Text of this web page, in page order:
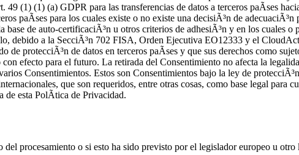
(1) (1) (a) GDPR para las transferencias de datos a terceros paÃ­ses
paÃ­ses para los cuales existe o no existe una decisiÃ³n de
de auto-certificaciÃ³n u otros criterios de adhesiÃ³n y en los cuales o
debido a la SecciÃ³n 702 FISA, Orden Ejecutiva EO12333 y el
protecciÃ³n de datos en terceros paÃ­ses y que sus derechos como
efecto para el futuro. La retirada del Consentimiento no afecta la
Consentimientos. Estos son Consentimientos bajo la ley de
que son requeridos, entre otras cosas, como base legal para
de esta PolÃ­tica de Privacidad.
procesamiento o si esto ha sido previsto por el legislador europeo u